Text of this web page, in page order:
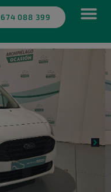
674 088 399